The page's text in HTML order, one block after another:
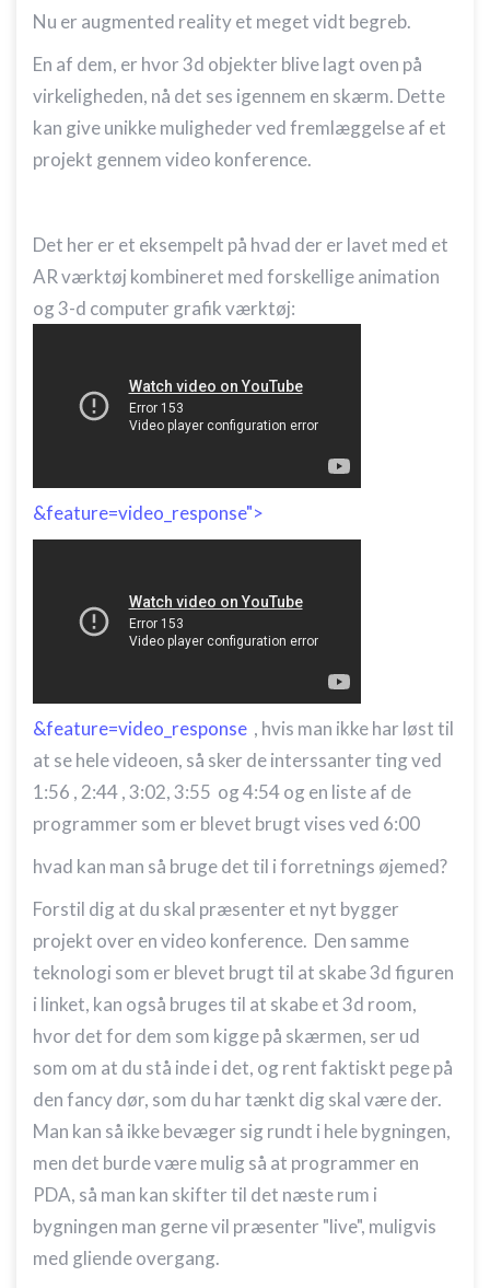
Nu er augmented reality et meget vidt begreb.
En af dem, er hvor 3d objekter blive lagt oven på
virkeligheden, nå det ses igennem en skærm. Dette
kan give unikke muligheder ved fremlæggelse af et
projekt gennem video konference.
Det her er et eksempelt på hvad der er lavet med et
AR værktøj kombineret med forskellige animation
og 3-d computer grafik værktøj:
&feature=video_response">
&feature=video_response , hvis man ikke har løst til
at se hele videoen, så sker de interssanter ting ved
1:56 , 2:44 , 3:02, 3:55 og 4:54 og en liste af de
programmer som er blevet brugt vises ved 6:00
hvad kan man så bruge det til i forretnings øjemed?
Forstil dig at du skal præsenter et nyt bygger
projekt over en video konference. Den samme
teknologi som er blevet brugt til at skabe 3d figuren
i linket, kan også bruges til at skabe et 3d room,
hvor det for dem som kigge på skærmen, ser ud
som om at du stå inde i det, og rent faktiskt pege på
den fancy dør, som du har tænkt dig skal være der.
Man kan så ikke bevæger sig rundt i hele bygningen,
men det burde være mulig så at programmer en
PDA, så man kan skifter til det næste rum i
bygningen man gerne vil præsenter "live", muligvis
med gliende overgang.